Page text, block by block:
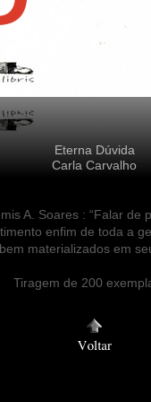
Eterna Dúvida
Carla Carvalho
A. Soares : “Falar de
enfim de toda a
materializados em
Tiragem de 200